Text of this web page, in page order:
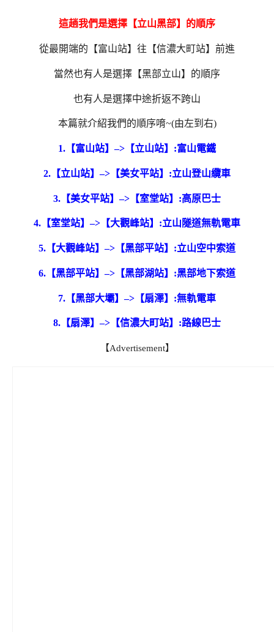
這趟我們是選擇【立山黑部】的順序
從最開端的【富山站】往【信濃大町站】前進
當然也有人是選擇【黑部立山】的順序
也有人是選擇中途折返不跨山
本篇就介紹我們的順序唷~(由左到右)
1.【富山站】–>【立山站】:富山電鐵
2.【立山站】–>【美女平站】:立山登山纜車
3.【美女平站】–>【室堂站】:高原巴士
4.【室堂站】–>【大觀峰站】:立山隧道無軌電車
5.【大觀峰站】–>【黑部平站】:立山空中索道
6.【黑部平站】–>【黑部湖站】:黑部地下索道
7.【黑部大壩】–>【扇澤】:無軌電車
8.【扇澤】–>【信濃大町站】:路線巴士
【Advertisement】